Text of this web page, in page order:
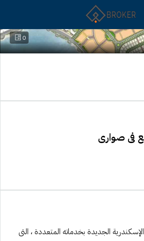
0
الإسكندرية الجديدة بخدماته المتعددة ، التى